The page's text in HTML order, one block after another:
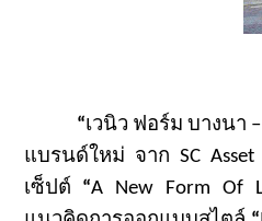
“เวนิว ฟอร์ม บางนา
แบรนด์ใหม่ จาก SC Asset
เซ็ปต์ “A New Form Of